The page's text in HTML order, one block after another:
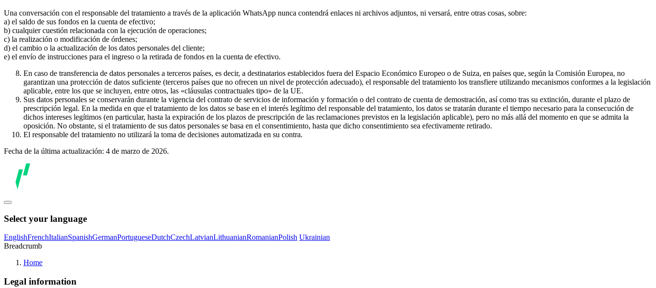
Una conversación con el responsable del tratamiento a través de la aplicación WhatsApp nunca contendrá enlaces ni archivos adjuntos, ni versará, entre otras cosas, sobre:
a) el saldo de sus fondos en la cuenta de efectivo;
b) cualquier cuestión relacionada con la ejecución de operaciones;
c) la realización o modificación de órdenes;
d) el cambio o la actualización de los datos personales del cliente;
e) el envío de instrucciones para el ingreso o la retirada de fondos en la cuenta de efectivo.
En caso de transferencia de datos personales a terceros países, es decir, a destinatarios establecidos fuera del Espacio Económico Europeo o de Suiza, en países que, según la Comisión Europea, no
garantizan una protección de datos suficiente (terceros países que no ofrecen un nivel de protección adecuado), el responsable del tratamiento los transfiere utilizando mecanismos conformes a la legislación
aplicable, entre los que se incluyen, entre otros, las «cláusulas contractuales tipo» de la UE.
Sus datos personales se conservarán durante la vigencia del contrato de servicios de información y formación o del contrato de cuenta de demostración, así como tras su extinción, durante el plazo de
prescripción legal. En la medida en que el tratamiento de los datos se base en el interés legítimo del responsable del tratamiento, los datos se tratarán durante el tiempo necesario para la consecución de
dichos intereses legítimos (en particular, hasta la expiración de los plazos de prescripción de las reclamaciones previstos en la legislación aplicable), pero no más allá del momento en que se admita la
oposición. No obstante, si el tratamiento de sus datos personales se basa en el consentimiento, hasta que dicho consentimiento sea efectivamente retirado.
El responsable del tratamiento no utilizará la toma de decisiones automatizada en su contra.
Fecha de la última actualización: 4 de marzo de 2026.
Select your language
EnglishFrenchItalianSpanishGermanPortugueseDutchCzechLatvianLithuanianRomanianPolish Ukrainian
Breadcrumb
Home
Legal information